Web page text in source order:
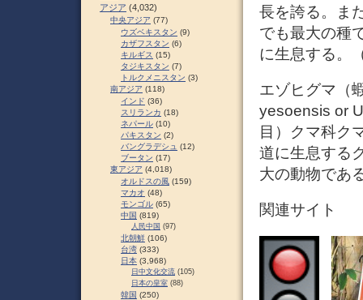
長を誇る。ま
でも最大の種
に生息する。
エゾヒグマ（
yesoensis or
目）クマ科ク
道に生息する
大の動物であ
関連サイト
アジア (4,032)
中央アジア (77)
ウズベキスタン (9)
カザフスタン (6)
キルギス (15)
タジキスタン (7)
トルクメニスタン (3)
南アジア (118)
インド (36)
スリランカ (18)
ネパール (10)
パキスタン (2)
バングラデシュ (12)
ブータン (17)
東アジア (4,018)
オルドスの風 (159)
マカオ (48)
モンゴル (65)
中国 (819)
人民中国 (97)
北朝鮮 (106)
台湾 (333)
日本 (3,968)
日中文化交流 (105)
日本の皇室 (88)
韓国 (250)